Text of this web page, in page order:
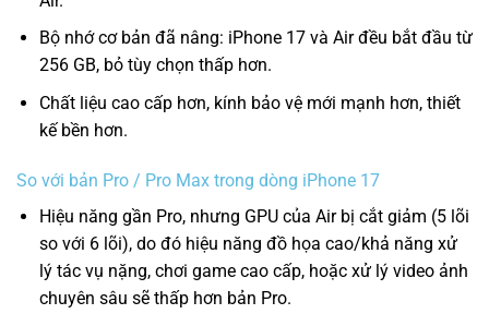
Bộ nhớ cơ bản đã nâng: iPhone 17 và Air đều bắt đầu từ
256 GB, bỏ tùy chọn thấp hơn.
Chất liệu cao cấp hơn, kính bảo vệ mới mạnh hơn, thiết
kế bền hơn.
So với bản Pro / Pro Max trong dòng iPhone 17
Hiệu năng gần Pro, nhưng GPU của Air bị cắt giảm (5 lõi
so với 6 lõi), do đó hiệu năng đồ họa cao/khả năng xử
lý tác vụ nặng, chơi game cao cấp, hoặc xử lý video ảnh
chuyên sâu sẽ thấp hơn bản Pro.